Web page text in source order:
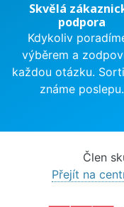
Skvělá
podpora
Kdykoliv
výběrem a
každou otázku.
známe poslepu.
Člen
Přejít na